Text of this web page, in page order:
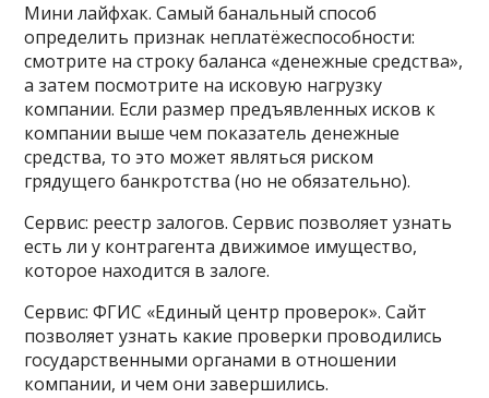
Мини лайфхак. Самый банальный способ
определить признак неплатёжеспособности:
смотрите на строку баланса «денежные средства»,
а затем посмотрите на исковую нагрузку
компании. Если размер предъявленных исков к
компании выше чем показатель денежные
средства, то это может являться риском
грядущего банкротства (но не обязательно).
Сервис: реестр залогов. Сервис позволяет узнать
есть ли у контрагента движимое имущество,
которое находится в залоге.
Сервис: ФГИС «Единый центр проверок». Сайт
позволяет узнать какие проверки проводились
государственными органами в отношении
компании, и чем они завершились.